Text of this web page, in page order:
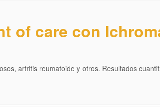
of care con
artritis reumatoide y otros. Resultados